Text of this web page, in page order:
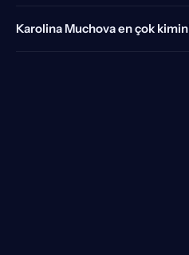
Karolina Muchova en çok